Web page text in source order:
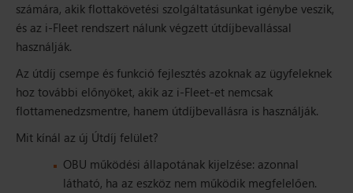
számára, akik flottakövetési szolgáltatásunkat igénybe veszik,
és az i-Fleet rendszert nálunk végzett útdíjbevallással
használják.
Az útdíj csempe és funkció fejlesztés azoknak az ügyfeleknek
hoz további előnyöket, akik az i-Fleet-et nemcsak
flottamenedzsmentre, hanem útdíjbevallásra is használják.
Mit kínál az új Útdíj felület?
OBU működési állapotának kijelzése: azonnal
látható, ha az eszköz nem működik megfelelően.